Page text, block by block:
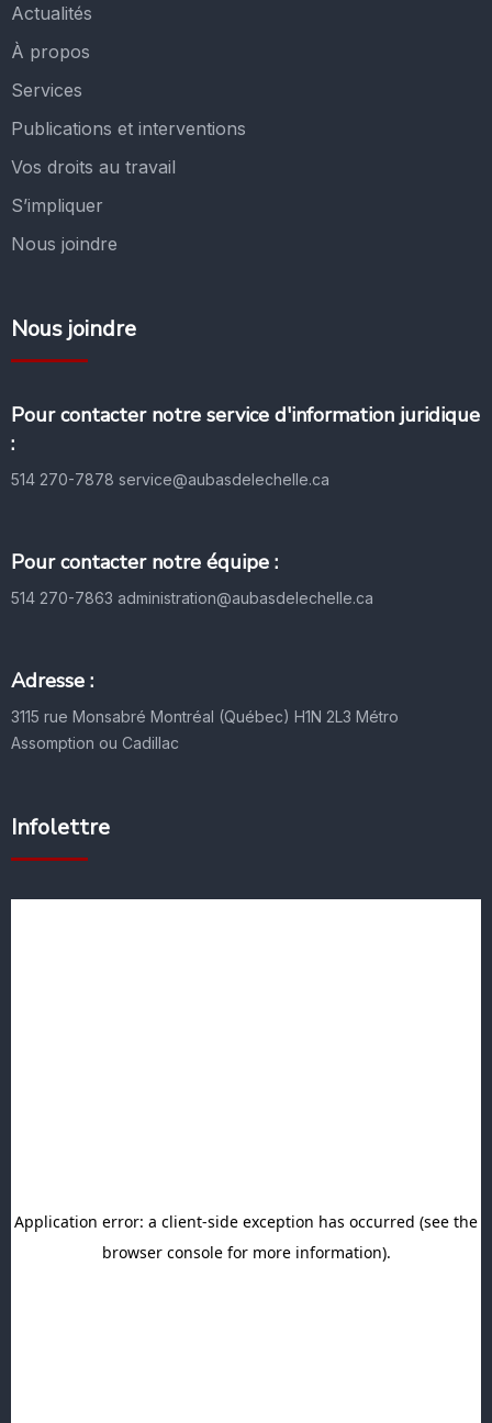
Actualités
À propos
Services
Publications et interventions
Vos droits au travail
S’impliquer
Nous joindre
Nous joindre
Pour contacter notre service d'information juridique
:
514 270-7878 service@aubasdelechelle.ca
Pour contacter notre équipe :
514 270-7863 administration@aubasdelechelle.ca
Adresse :
3115 rue Monsabré Montréal (Québec) H1N 2L3 Métro
Assomption ou Cadillac
Infolettre